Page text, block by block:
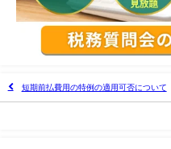
短期前払費用の特例の適用可否について